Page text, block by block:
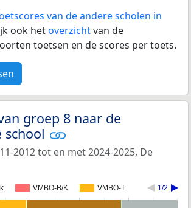
van de andere scholen in
ook hetoverzichtvan de
toetsen en de scores per toets.
groep 8 naar de
school
2012 tot en met 2024-2025, De
VMBO-B/K VMBO-T 1/2